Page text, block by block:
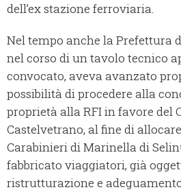
dell’ex stazione ferroviaria.
Nel tempo anche la Prefettura
nel corso di un tavolo tecnico
convocato, aveva avanzato
possibilità di procedere alla
proprietà alla RFI in favore del
Castelvetrano, al fine di
Carabinieri di Marinella di
fabbricato viaggiatori, già
ristrutturazione e